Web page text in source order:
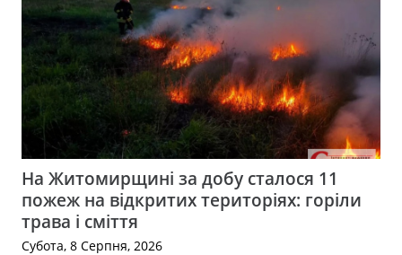
На Житомирщині за добу сталося 11
пожеж на відкритих територіях: горіли
трава і сміття
Субота, 8 Серпня, 2026